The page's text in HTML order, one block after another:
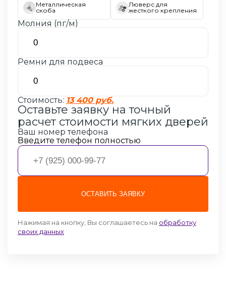
Металлическая
скоба
Люверс для
жесткого крепления
Молния (пг/м)
Ремни для подвеса
Стоимость: 13 400 руб.
Оставьте заявку на точный
расчет стоимости мягких дверей
Ваш номер телефона
Введите телефон полностью
ОСТАВИТЬ ЗАЯВКУ
Нажимая на кнопку, Вы соглашаетесь на обработку
своих данных